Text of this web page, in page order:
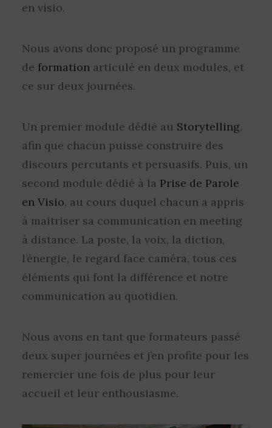
en visio.
Nous avons donc proposé un programme
de formation articulé en deux modules, et
ce sur deux journées.
Un premier module dédié au Storytelling,
afin que chacun puisse construire des
discours percutants et persuasifs. Puis, un
second module dédié à la Prise de Parole
en Visio, au cours duquel chacun a appris
à maitriser sa communication en meeting
à distance. La poste, la voix, la diction,
l’énergie, le regard face caméra, tous ces
éléments qui font la différence et notre
communication au quotidien.
Nous avons en tant que formateurs passé
deux super journées et j’en profite pour les
remercier une fois de plus pour leur
accueil et leur enthousiasme.